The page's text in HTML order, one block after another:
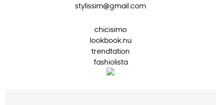
stylissim@gmail.com
chicisimo
lookbook.nu
trendtation
fashiolista